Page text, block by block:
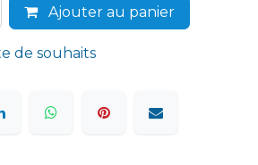
Ajouter au panier
de souhaits